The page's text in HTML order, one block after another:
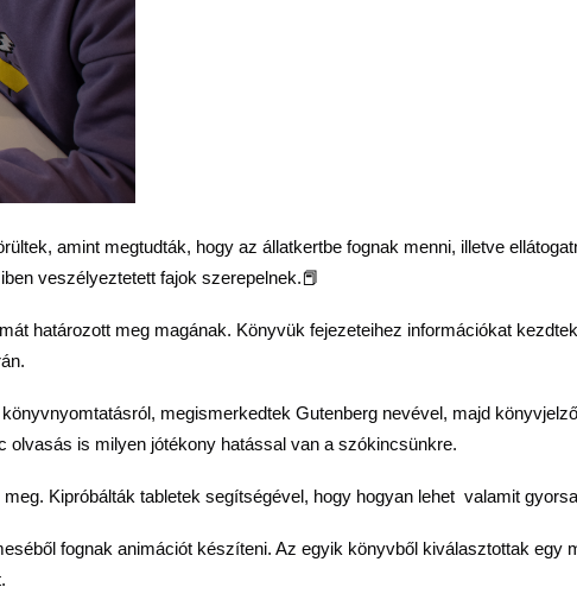
amint megtudták, hogy az állatkertbe fognak menni, illetve
veszélyeztetett fajok szerepelnek.📕
határozott meg magának. Könyvük fejezeteihez információkat
megismerkedtek Gutenberg nevével, majd
is milyen jótékony hatással van a szókincsünkre.
Kipróbálták tabletek segítségével, hogy hogyan lehet valamit
fognak animációt készíteni. Az egyik könyvből kiválasztottak egy